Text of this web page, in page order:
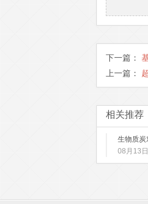
下一篇：
上一篇：
相关推荐
08月13日